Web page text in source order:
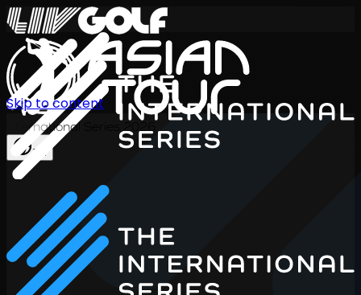
International Series 2026
ZH
Skip to content